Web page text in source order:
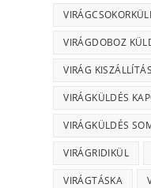
VIRÁGDOBOZ
VIRÁG
VIRÁGKÜLDÉS
VIRÁGKÜLDÉS
VIRÁGRIDIKÜL
VIRÁGTÁSKA